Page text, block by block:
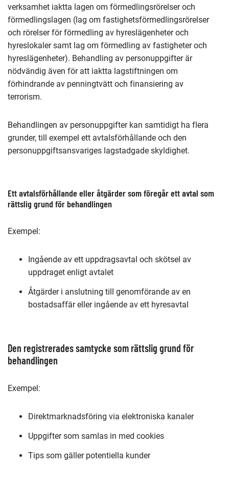
verksamhet iaktta lagen om förmedlingsrörelser och
förmedlingslagen (lag om fastighetsförmedlingsrörelser
och rörelser för förmedling av hyreslägenheter och
hyreslokaler samt lag om förmedling av fastigheter och
hyreslägenheter). Behandling av personuppgifter är
nödvändig även för att iaktta lagstiftningen om
förhindrande av penningtvätt och finansiering av
terrorism.
Behandlingen av personuppgifter kan samtidigt ha flera
grunder, till exempel ett avtalsförhållande och den
personuppgiftsansvariges lagstadgade skyldighet.
Ett avtalsförhållande eller åtgärder som föregår ett avtal som
rättslig grund för behandlingen
Exempel:
Ingående av ett uppdragsavtal och skötsel av
uppdraget enligt avtalet
Åtgärder i anslutning till genomförande av en
bostadsaffär eller ingående av ett hyresavtal
Den registrerades samtycke som rättslig grund för
behandlingen
Exempel:
Direktmarknadsföring via elektroniska kanaler
Uppgifter som samlas in med cookies
Tips som gäller potentiella kunder